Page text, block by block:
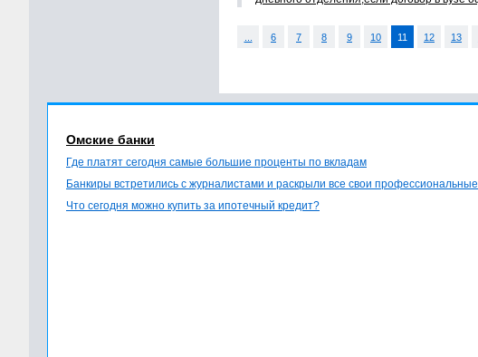
6 7 8 9 10 11 12 13
Омские банки
Где платят сегодня самые большие проценты по вкладам
Банкиры встретились с журналистами и раскрыли все свои
Что сегодня можно купить за ипотечный кредит?